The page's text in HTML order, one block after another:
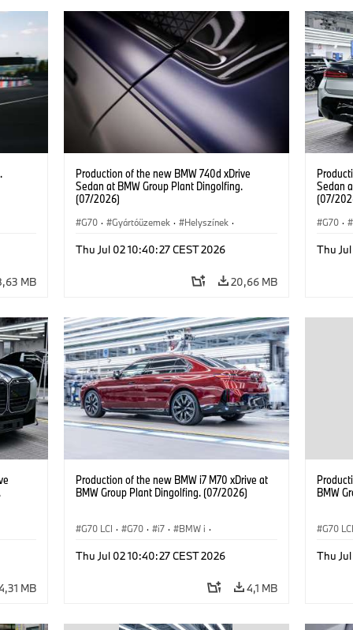
MB
Production of the new BMW 740d xDrive
Sedan at BMW Group Plant Dingolfing.
(07/2026)
G70 · Gyártóüzemek · Helyszínek ·
Thu Jul 02 10:40:27 CEST 2026
20,66 MB
Sedan
(07/
G70 ·
Thu
MB
Production of the new BMW i7 M70 xDrive at
BMW Group Plant Dingolfing. (07/2026)
G70 LCI · G70 · i7 · BMW i ·
Thu Jul 02 10:40:27 CEST 2026
4,1 MB
BMW
G70
Thu